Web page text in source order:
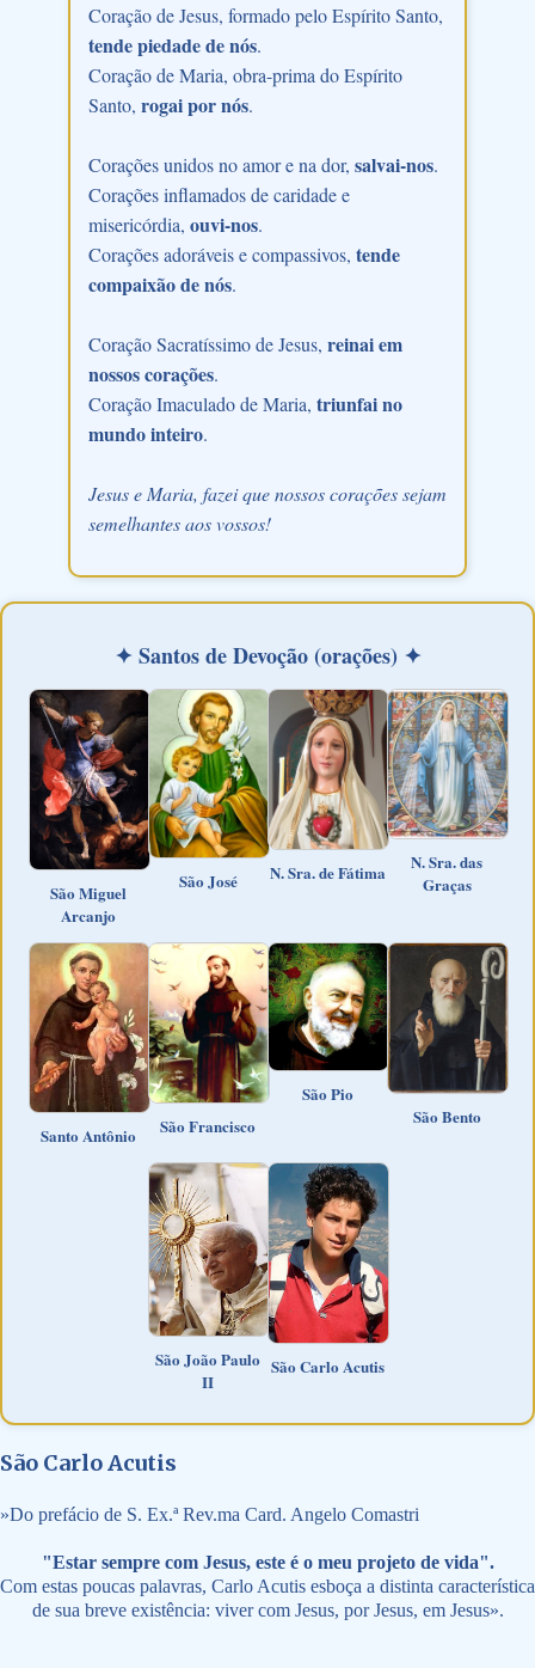
Coração de Jesus, formado pelo Espírito Santo,
tende piedade de nós.
Coração de Maria, obra-prima do Espírito
Santo, rogai por nós.
Corações unidos no amor e na dor, salvai-nos.
Corações inflamados de caridade e
misericórdia, ouvi-nos.
Corações adoráveis e compassivos, tende
compaixão de nós.
Coração Sacratíssimo de Jesus, reinai em
nossos corações.
Coração Imaculado de Maria, triunfai no
mundo inteiro.
Jesus e Maria, fazei que nossos corações sejam
semelhantes aos vossos!
✦ Santos de Devoção (orações) ✦
São Miguel
Arcanjo
São José N. Sra. de Fátima
N. Sra. das
Graças
Santo Antônio São Francisco
São Pio
São Bento
São João Paulo
II
São Carlo Acutis
São Carlo Acutis
»Do prefácio de S. Ex.ª Rev.ma Card. Angelo Comastri
"Estar sempre com Jesus, este é o meu projeto de vida".
Com estas poucas palavras, Carlo Acutis esboça a distinta característica
de sua breve existência: viver com Jesus, por Jesus, em Jesus».